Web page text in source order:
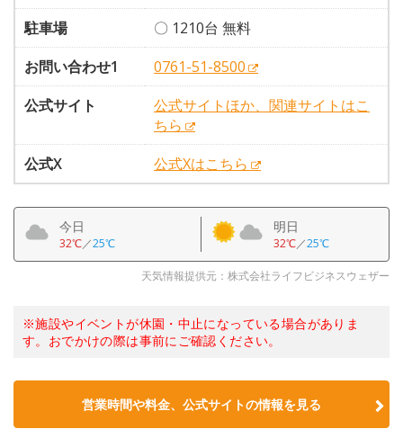
駐車場
〇 1210台 無料
お問い合わせ1
0761-51-8500
公式サイト
公式サイトほか、関連サイトはこ
ちら
公式X
公式Xはこちら
今日
32℃／25℃
明日
32℃／25℃
天気情報提供元：株式会社ライフビジネスウェザー
※施設やイベントが休園・中止になっている場合がありま
す。おでかけの際は事前にご確認ください。
営業時間や料金、公式サイトの情報を見る